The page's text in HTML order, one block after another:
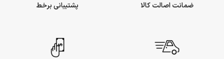
ضمانت اصالت کالا پشتیبانی برخط